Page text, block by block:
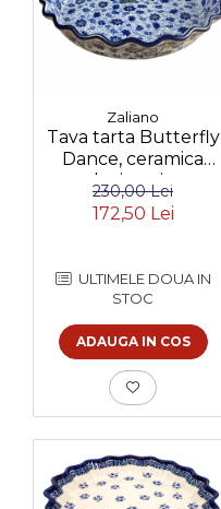
Zaliano
Tava tarta Butterfly
Dance, ceramica
smaltuita, pictata
manual, diametru
25,5 cm
230,00 Lei
172,50 Lei
ULTIMELE DOUA IN
STOC
ADAUGA IN COS